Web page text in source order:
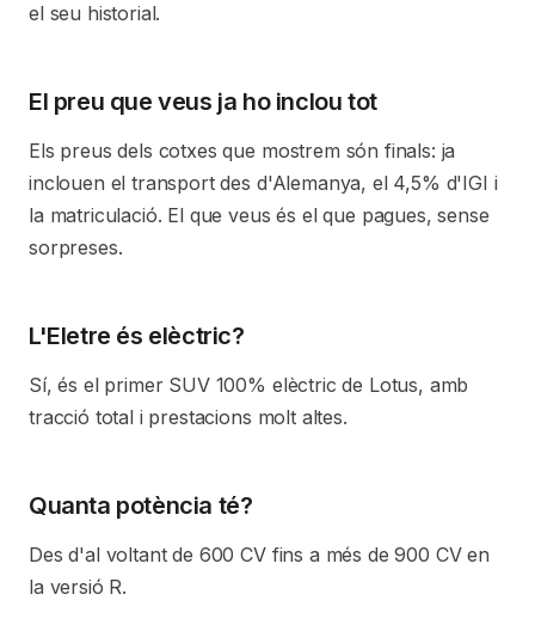
el seu historial.
El preu que veus ja ho inclou tot
Els preus dels cotxes que mostrem són finals: ja
inclouen el transport des d'Alemanya, el 4,5% d'IGI i
la matriculació. El que veus és el que pagues, sense
sorpreses.
L'Eletre és elèctric?
Sí, és el primer SUV 100% elèctric de Lotus, amb
tracció total i prestacions molt altes.
Quanta potència té?
Des d'al voltant de 600 CV fins a més de 900 CV en
la versió R.